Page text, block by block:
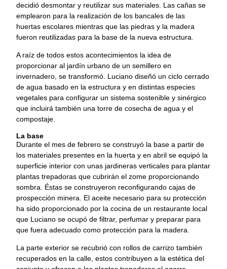
decidió desmontar y reutilizar sus materiales. Las cañas se
emplearon para la realización de los bancales de las
huertas escolares mientras que las piedras y la madera
fueron reutilizadas para la base de la nueva estructura.
A raíz de todos estos acontecimientos la idea de
proporcionar al jardín urbano de un semillero en
invernadero, se transformó. Luciano diseñó un ciclo cerrado
de agua basado en la estructura y en distintas especies
vegetales para configurar un sistema sostenible y sinérgico
que incluirá también una torre de cosecha de agua y el
compostaje.
La base
Durante el mes de febrero se construyó la base a partir de
los materiales presentes en la huerta y en abril se equipó la
superficie interior con unas jardineras verticales para plantar
plantas trepadoras que cubrirán el zome proporcionando
sombra. Éstas se construyeron reconfigurando cajas de
prospección minera. El aceite necesario para su protección
ha sido proporcionado por la cocina de un restaurante local
que Luciano se ocupó de filtrar, perfumar y preparar para
que fuera adecuado como protección para la madera.
La parte exterior se recubrió con rollos de carrizo también
recuperados en la calle, estos contribuyen a la estética del